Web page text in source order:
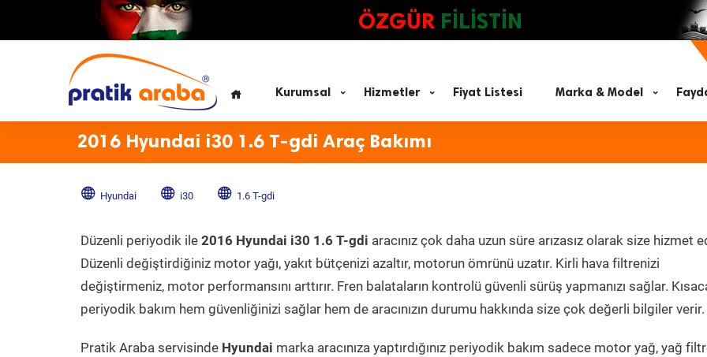
ÖZGÜR FİLİSTİN
Kurumsal Hizmetler Fiyat Listesi Marka & Model
2016 Hyundai i30 1.6 T-gdi Araç Bakımı
Hyundai i30 1.6 T-gdi
Düzenli periyodik ile 2016 Hyundai i30 1.6 T-gdi aracınız çok daha uzun süre arızasız olarak size hizmet
Düzenli değiştirdiğiniz motor yağı, yakıt bütçenizi azaltır, motorun ömrünü uzatır. Kirli hava filtrenizi
değiştirmeniz, motor performansını arttırır. Fren balataların kontrolü güvenli sürüş yapmanızı sağlar.
periyodik bakım hem güvenliğinizi sağlar hem de aracınızın durumu hakkında size çok değerli bilgiler verir.
Pratik Araba servisinde Hyundai marka aracınıza yaptırdığınız periyodik bakım sadece motor yağ, yağ